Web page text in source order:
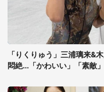
「りくりゅう」三浦璃来&
悶絶...「かわいい」「素敵